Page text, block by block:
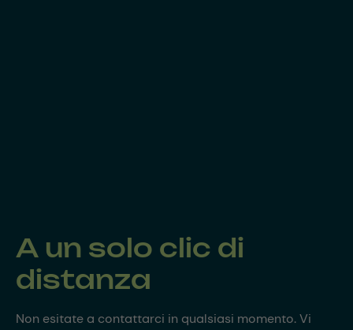
A un solo clic di
distanza
Non esitate a contattarci in qualsiasi momento. Vi